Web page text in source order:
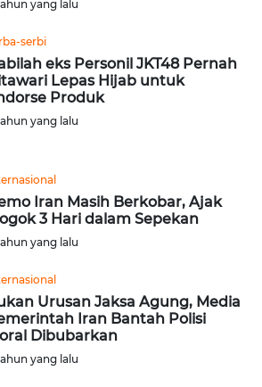
yang lalu
serbi
eks Personil JKT48 Pernah
Lepas Hijab untuk
Produk
yang lalu
Iran Masih Berkobar, Ajak
3 Hari dalam Sepekan
yang lalu
Urusan Jaksa Agung, Media
Iran Bantah Polisi
Dibubarkan
yang lalu